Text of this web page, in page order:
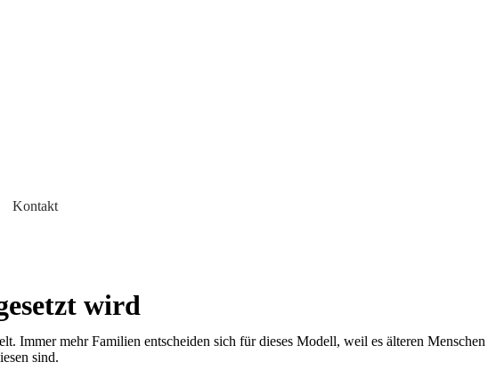
Kontakt
wird
Immer mehr Familien entscheiden sich für dieses Modell, weil es älteren Menschen
sind.